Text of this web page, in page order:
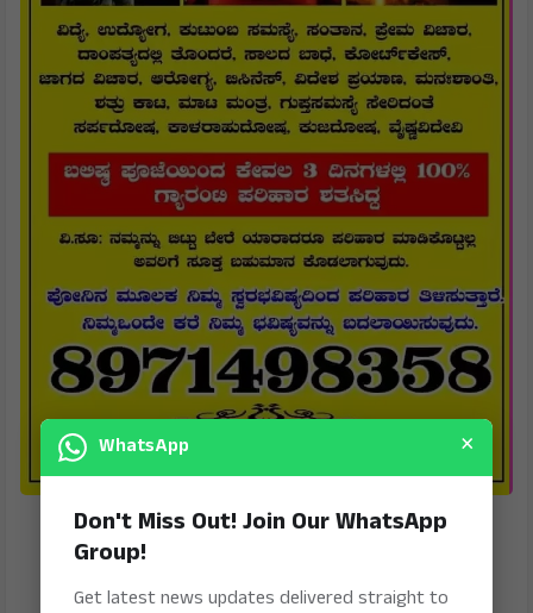
WhatsApp ×
Don't Miss Out! Join Our WhatsApp
Group!
Get latest news updates delivered straight to